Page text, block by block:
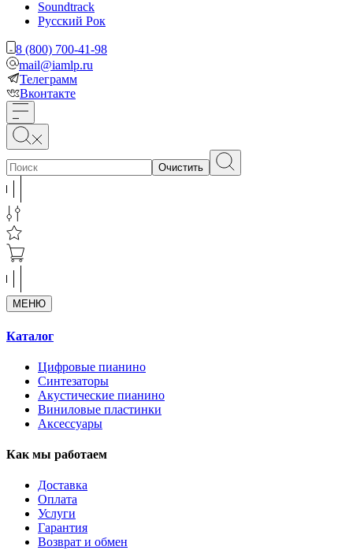
Soundtrack
Русский Рок
8 (800) 700-41-98
mail@iamlp.ru
Телеграмм
Вконтакте
Очистить
МЕНЮ
Каталог
Цифровые пианино
Синтезаторы
Акустические пианино
Виниловые пластинки
Аксессуары
Как мы работаем
Доставка
Оплата
Услуги
Гарантия
Возврат и обмен